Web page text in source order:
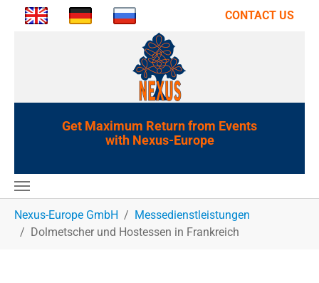
CONTACT US
Get Maximum Return from Events
with Nexus-Europe
Nexus-Europe GmbH
Messedienstleistungen
Dolmetscher und Hostessen in Frankreich